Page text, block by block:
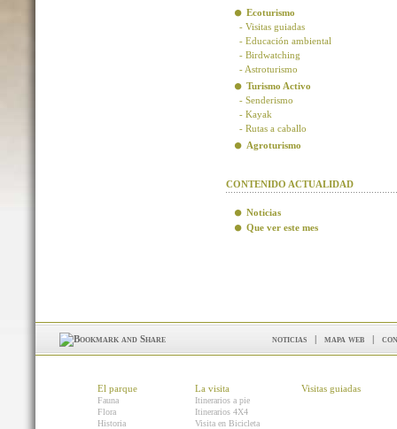
Ecoturismo
- Visitas guiadas
- Educación ambiental
- Birdwatching
- Astroturismo
Turismo Activo
- Senderismo
- Kayak
- Rutas a caballo
Agroturismo
CONTENIDO ACTUALIDAD
Noticias
Que ver este mes
noticias | mapa web |
El parque
Fauna
Flora
Historia
La visita
Itinerarios a pie
Itinerarios 4X4
Visita en Bicicleta
Visitas guiadas